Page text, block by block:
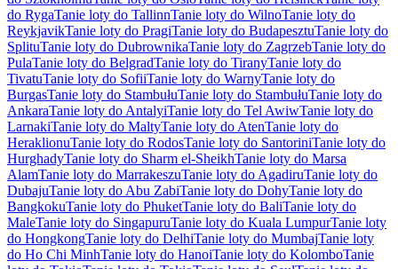
do RygaTanie loty do TallinnTanie loty do WilnoTanie loty do
ReykjavikTanie loty do PragiTanie loty do BudapesztuTanie loty do
SplituTanie loty do DubrownikaTanie loty do ZagrzebTanie loty do
PulaTanie loty do BelgradTanie loty do TiranyTanie loty do
TivatuTanie loty do SofiiTanie loty do WarnyTanie loty do
BurgasTanie loty do StambułuTanie loty do StambułuTanie loty do
AnkaraTanie loty do AntalyiTanie loty do Tel AwiwTanie loty do
LarnakiTanie loty do MaltyTanie loty do AtenTanie loty do
HeraklionuTanie loty do RodosTanie loty do SantoriniTanie loty do
HurghadyTanie loty do Sharm el-SheikhTanie loty do Marsa
AlamTanie loty do MarrakeszuTanie loty do AgadiruTanie loty do
DubajuTanie loty do Abu ZabiTanie loty do DohyTanie loty do
BangkokuTanie loty do PhuketTanie loty do BaliTanie loty do
MaleTanie loty do SingapuruTanie loty do Kuala LumpurTanie loty
do HongkongTanie loty do DelhiTanie loty do MumbajTanie loty
do Ho Chi MinhTanie loty do HanoiTanie loty do KolomboTanie